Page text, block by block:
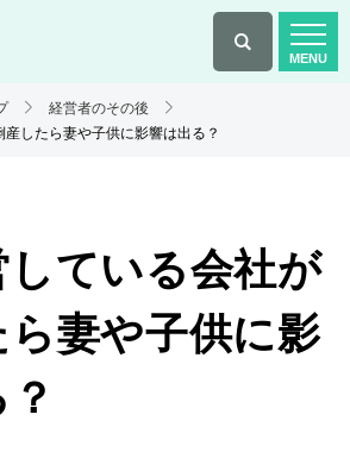
経営者のその後
したら妻や子供に影響は出る？
している会社が
妻や子供に影